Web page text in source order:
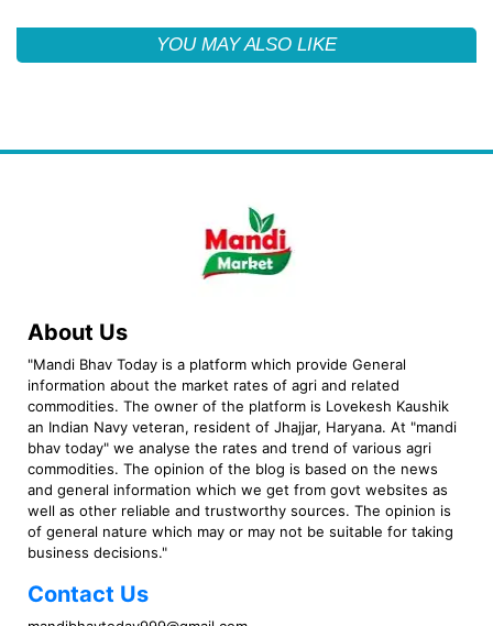
YOU MAY ALSO LIKE
About Us
"Mandi Bhav Today is a platform which provide General
information about the market rates of agri and related
commodities. The owner of the platform is Lovekesh Kaushik
an Indian Navy veteran, resident of Jhajjar, Haryana. At "mandi
bhav today" we analyse the rates and trend of various agri
commodities. The opinion of the blog is based on the news
and general information which we get from govt websites as
well as other reliable and trustworthy sources. The opinion is
of general nature which may or may not be suitable for taking
business decisions."
Contact Us